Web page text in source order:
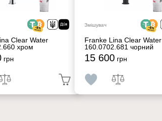
Clear Water
хром
грн
Змішувач
Franke Lina Clear Water
160.0702.681 чорний
15 600 грн